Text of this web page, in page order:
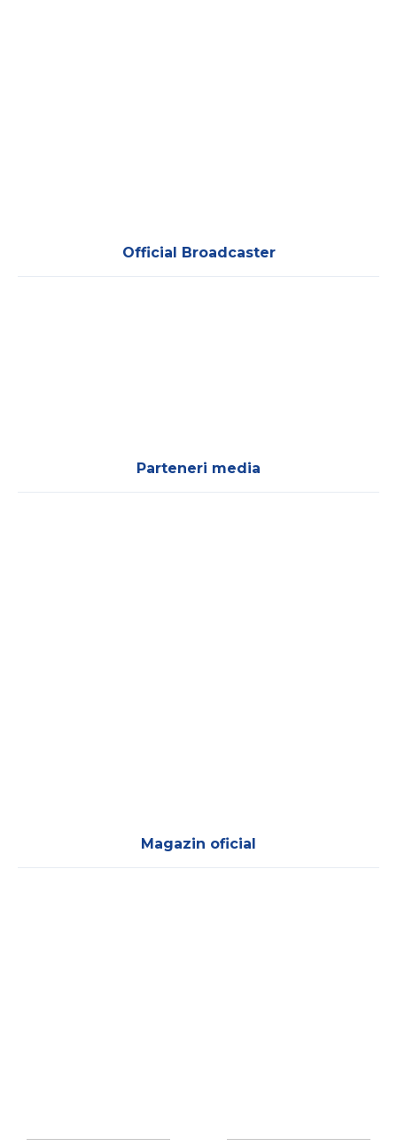
Official Broadcaster
Parteneri media
Magazin oficial